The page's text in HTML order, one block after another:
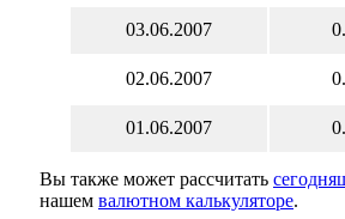
03.06.2007
02.06.2007
01.06.2007
Вы также может рассчитать
нашем валютном калькуляторе.